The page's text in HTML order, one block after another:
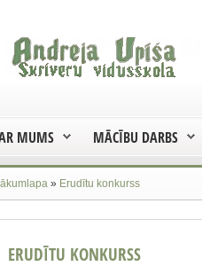
MUMS MĀCĪBU DARBS
» Erudītu konkurss
ERUDĪTU KONKURSS